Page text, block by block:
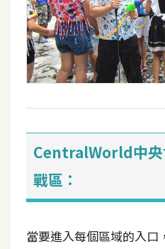
圖
示
免
版
M
A
CentralWorld中
戰區：
當要進入每個區域的入口